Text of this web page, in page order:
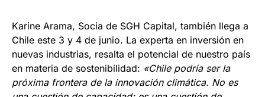
Karine Arama, Socia de SGH Capital, también llega a
Chile este 3 y 4 de junio. La experta en inversión en
nuevas industrias, resalta el potencial de nuestro país
en materia de sostenibilidad: «Chile podría ser la
próxima frontera de la innovación climática. No es